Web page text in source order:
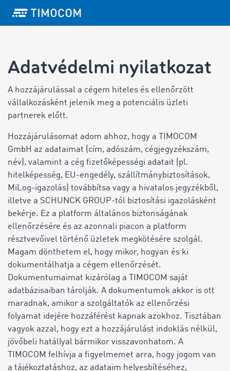
Adatvédelmi nyilatkozat
A hozzájárulással a cégem hiteles és ellenőrzött
vállalkozásként jelenik meg a potenciális üzleti
partnerek előtt.
Hozzájárulásomat adom ahhoz, hogy a TIMOCOM
GmbH az adataimat (cím, adószám, cégjegyzékszám,
név), valamint a cég fizetőképességi adatait (pl.
hitelképesség, EU-engedély, szállítmánybiztosítások,
MiLog-igazolás) továbbítsa vagy a hivatalos jegyzékből,
illetve a SCHUNCK GROUP-tól biztosítási igazolásként
bekérje. Ez a platform általános biztonságának
ellenőrzésére és az azonnali piacon a platform
résztvevőivel történő üzletek megkötésére szolgál.
Magam dönthetem el, hogy mikor, hogyan és ki
dokumentálhatja a cégem ellenőrzését.
Dokumentumaimat kizárólag a TIMOCOM saját
adatbázisaiban tárolják. A dokumentumok akkor is ott
maradnak, amikor a szolgáltatók az ellenőrzési
folyamat idejére hozzáférést kapnak azokhoz. Tisztában
vagyok azzal, hogy ezt a hozzájárulást indoklás nélkül,
jövőbeli hatállyal bármikor visszavonhatom. A
TIMOCOM felhívja a figyelmemet arra, hogy jogom van
a tájékoztatáshoz, az adataim helyesbítéséhez,